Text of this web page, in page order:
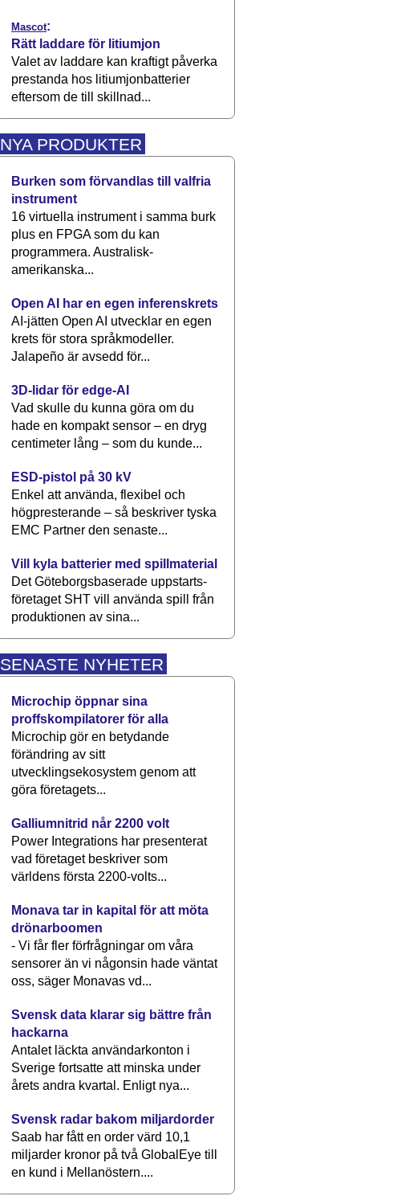
Mascot:
Rätt laddare för litiumjon
Valet av laddare kan kraftigt påverka
prestanda hos litiumjonbatterier
eftersom de till skillnad...
NYA PRODUKTER
Burken som förvandlas till valfria
instrument
16 virtuella instrument i samma burk
plus en FPGA som du kan
programmera. Australisk-
amerikanska...
Open AI har en egen inferenskrets
AI-jätten Open AI utvecklar en egen
krets för stora språkmodeller.
Jalapeño är avsedd för...
3D-lidar för edge-AI
Vad skulle du kunna göra om du
hade en kompakt sensor – en dryg
centimeter lång – som du kunde...
ESD-pistol på 30 kV
Enkel att använda, flexibel och
högpresterande – så beskriver tyska
EMC Partner den senaste...
Vill kyla batterier med spillmaterial
Det Göteborgsbaserade upp­starts­
företaget SHT vill använda spill från
produktionen av sina...
SENASTE NYHETER
Microchip öppnar sina
proffskompilatorer för alla
Microchip gör en betydande
förändring av sitt
utvecklingsekosystem genom att
göra företagets...
Galliumnitrid når 2200 volt
Power Integrations har presenterat
vad företaget beskriver som
världens första 2200-volts...
Monava tar in kapital för att möta
drönarboomen
- Vi får fler förfrågningar om våra
sensorer än vi någonsin hade väntat
oss, säger Monavas vd...
Svensk data klarar sig bättre från
hackarna
Antalet läckta användarkonton i
Sverige fortsatte att minska under
årets andra kvartal. Enligt nya...
Svensk radar bakom miljardorder
Saab har fått en order värd 10,1
miljarder kronor på två GlobalEye till
en kund i Mellanöstern....